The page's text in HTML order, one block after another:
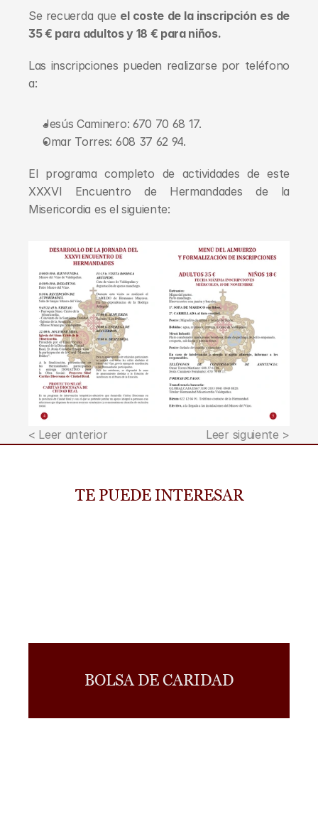
Se recuerda que el coste de la inscripción es de
35 € para adultos y 18 € para niños.
Las inscripciones pueden realizarse por teléfono
a:
Jesús Caminero: 670 70 68 17.
Omar Torres: 608 37 62 94.
El programa completo de actividades de este
XXXVI Encuentro de Hermandades de la
Misericordia es el siguiente:
< Leer anterior Leer siguiente >
TE PUEDE INTERESAR
BOLSA DE CARIDAD